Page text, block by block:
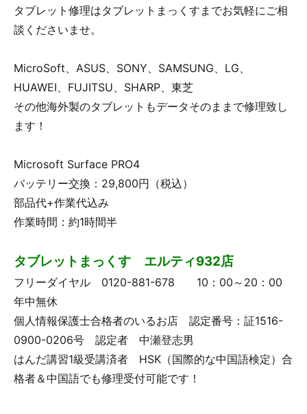
タブレット修理はタブレットまっくすまでお気軽にご相
談くださいませ。
MicroSoft、ASUS、SONY、SAMSUNG、LG、
HUAWEI、FUJITSU、SHARP、東芝
その他海外製のタブレットもデータそのままで修理致し
ます！
Microsoft Surface PRO4
バッテリー交換：29,800円（税込）
部品代+作業代込み
作業時間：約1時間半
タブレットまっくす エルティ932店
フリーダイヤル 0120-881-678 10：00～20：00
年中無休
個人情報保護士合格者のいるお店 認定番号：証1516-
0900-0206号 認定者 中瀬登志男
はんだ講習1級受講済者 HSK（国際的な中国語検定）合
格者＆中国語でも修理受付可能です！